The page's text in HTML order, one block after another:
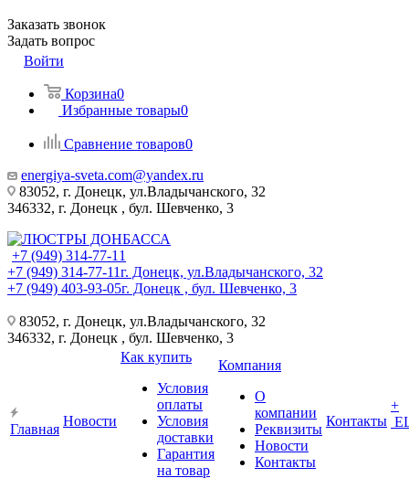
Заказать звонок
Задать вопрос
Войти
Корзина0
Избранные товары0
Сравнение товаров0
energiya-sveta.com@yandex.ru
83052, г. Донецк, ул.Владычанского, 32
346332, г. Донецк , бул. Шевченко, 3
+7 (949) 314-77-11
+7 (949) 314-77-11г. Донецк, ул.Владычанского, 32
+7 (949) 403-93-05г. Донецк , бул. Шевченко, 3
83052, г. Донецк, ул.Владычанского, 32
346332, г. Донецк , бул. Шевченко, 3
Главная
Новости
Как купить
Условия
оплаты
Условия
доставки
Гарантия
на товар
Компания
О
компании
Реквизиты
Новости
Контакты
Контакты
+